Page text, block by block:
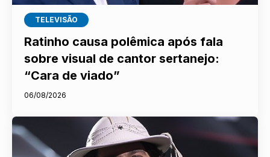
TELEVISÃO
Ratinho causa polêmica após fala
sobre visual de cantor sertanejo:
“Cara de viado”
06/08/2026